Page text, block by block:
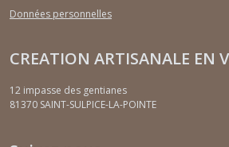
Données personnelles
CREATION ARTISANALE EN
12 impasse des gentianes
81370 SAINT-SULPICE-LA-POINTE